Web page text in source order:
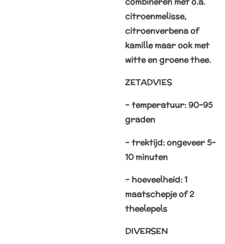
citroenmelisse,
citroenverbena of
kamille maar ook met
witte en groene thee.
ZETADVIES
– temperatuur: 90-95
graden
– trektijd: ongeveer 5-
10 minuten
– hoeveelheid: 1
maatschepje of 2
theelepels
DIVERSEN